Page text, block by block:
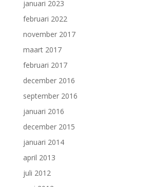
januari 2023
februari 2022
november 2017
maart 2017
februari 2017
december 2016
september 2016
januari 2016
december 2015
januari 2014
april 2013
juli 2012